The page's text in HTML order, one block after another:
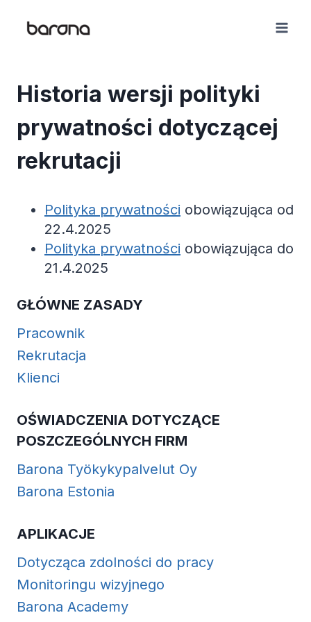
Historia wersji polityki
prywatności dotyczącej
rekrutacji
Polityka prywatności obowiązująca od
22.4.2025
Polityka prywatności obowiązująca do
21.4.2025
GŁÓWNE ZASADY
Pracownik
Rekrutacja
Klienci
OŚWIADCZENIA DOTYCZĄCE
POSZCZEGÓLNYCH FIRM
Barona Työkykypalvelut Oy
Barona Estonia
APLIKACJE
Dotycząca zdolności do pracy
Monitoringu wizyjnego
Barona Academy